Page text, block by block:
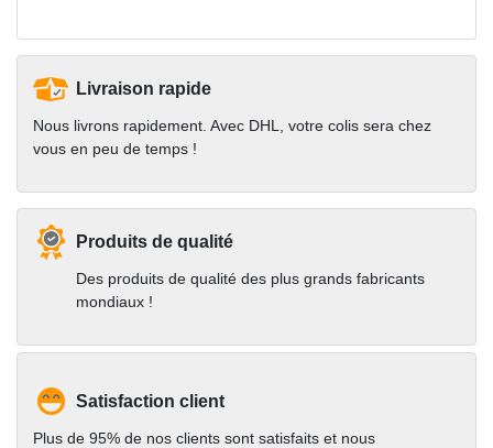
Livraison rapide
Nous livrons rapidement. Avec DHL, votre colis sera chez
vous en peu de temps !
Produits de qualité
Des produits de qualité des plus grands fabricants
mondiaux !
Satisfaction client
Plus de 95% de nos clients sont satisfaits et nous